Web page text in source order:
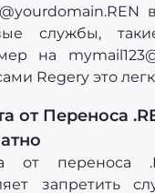
службы,
на
Regery это
от Переноса
от переноса
запретить